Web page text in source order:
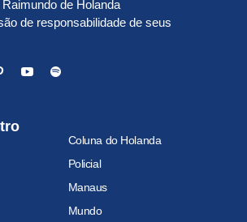
de Holanda
de responsabilidade de seus
Coluna do Holanda
Policial
Manaus
Mundo